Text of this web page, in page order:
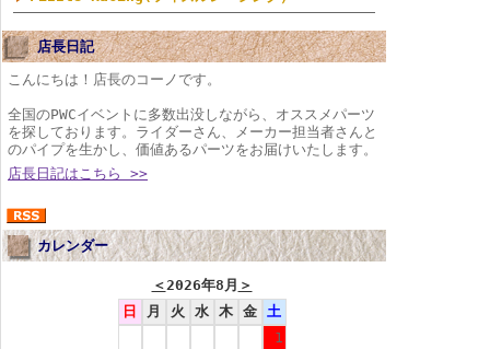
店長日記
こんにちは！店長のコーノです。
全国のPWCイベントに多数出没しながら、オススメパーツ
を探しております。ライダーさん、メーカー担当者さんと
のパイプを生かし、価値あるパーツをお届けいたします。
店長日記はこちら >>
カレンダー
＜2026年8月 ＞
日
月 火 水 木 金 土
1